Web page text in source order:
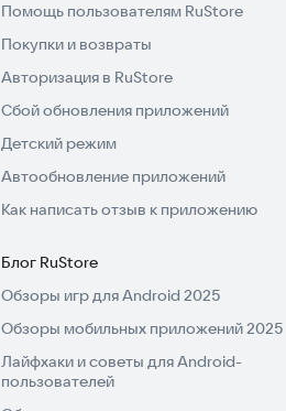
Помощь пользователям RuStore
Покупки и возвраты
Авторизация в RuStore
Сбой обновления приложений
Детский режим
Автообновление приложений
Как написать отзыв к приложению
Блог RuStore
Обзоры игр для Android 2025
Обзоры мобильных приложений 2025
Лайфхаки и советы для Android-
пользователей